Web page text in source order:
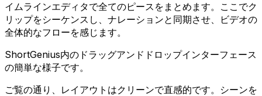
イムラインエディタで全てのピースをまとめます。ここでク
リップをシーケンスし、ナレーションと同期させ、ビデオの
全体的なフローを感じます。
ShortGenius内のドラッグアンドドロップインターフェース
の簡単な様子です。
ご覧の通り、レイアウトはクリーンで直感的です。シーンを